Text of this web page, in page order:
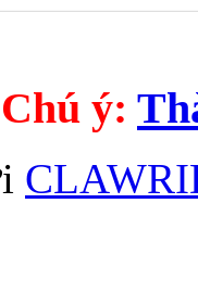
Chú ý: